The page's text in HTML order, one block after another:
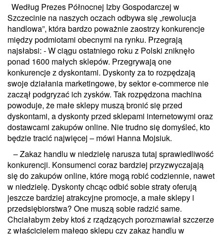
Według Prezes Północnej Izby Gospodarczej w
Szczecinie na naszych oczach odbywa się „rewolucja
handlowa”, która bardzo poważnie zaostrzy konkurencje
między podmiotami obecnymi na rynku. Przegrają
najsłabsi: - W ciągu ostatniego roku z Polski zniknęło
ponad 1600 małych sklepów. Przegrywają one
konkurencje z dyskontami. Dyskonty za to rozpędzają
swoje działania marketingowe, by sektor e-commerce nie
zaczął podgryzać ich zysków. Tak rozpędzona machina
powoduje, że małe sklepy muszą bronić się przed
dyskontami, a dyskonty przed sklepami internetowymi oraz
dostawcami zakupów online. Nie trudno się domyśleć, kto
będzie tracić najwięcej – mówi Hanna Mojsiuk.
– Zakaz handlu w niedzielę narusza tutaj sprawiedliwość
konkurencji. Konsumenci coraz bardziej przyzwyczajają
się do zakupów online, które mogą robić codziennie, nawet
w niedzielę. Dyskonty chcąc odbić sobie straty oferują
jeszcze bardziej atrakcyjne promocje, a małe sklepy i
przedsiębiorstwa? One muszą sobie radzić same.
Chciałabym żeby ktoś z rządzących porozmawiał szczerze
z właścicielem małego sklepu czy zakaz handlu w